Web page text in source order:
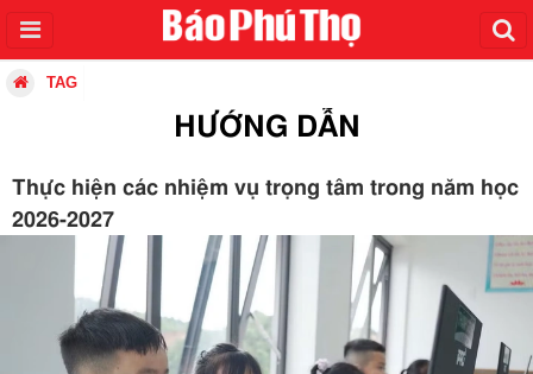
TAG
HƯỚNG DẪN
Thực hiện các nhiệm vụ trọng tâm trong năm học
2026-2027